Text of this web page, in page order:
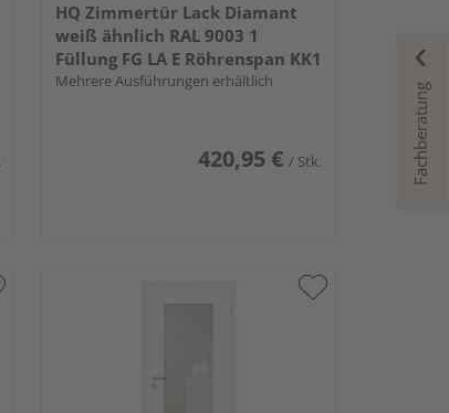
HQ Zimmertür Lack Diamant
weiß ähnlich RAL 9003 1
Füllung FG LA E Röhrenspan KK1
Mehrere Ausführungen erhältlich
420,95 € / Stk. Fachberatung